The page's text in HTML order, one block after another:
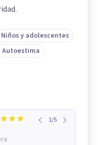
Niños y adolescentes
Autoestima
1/5